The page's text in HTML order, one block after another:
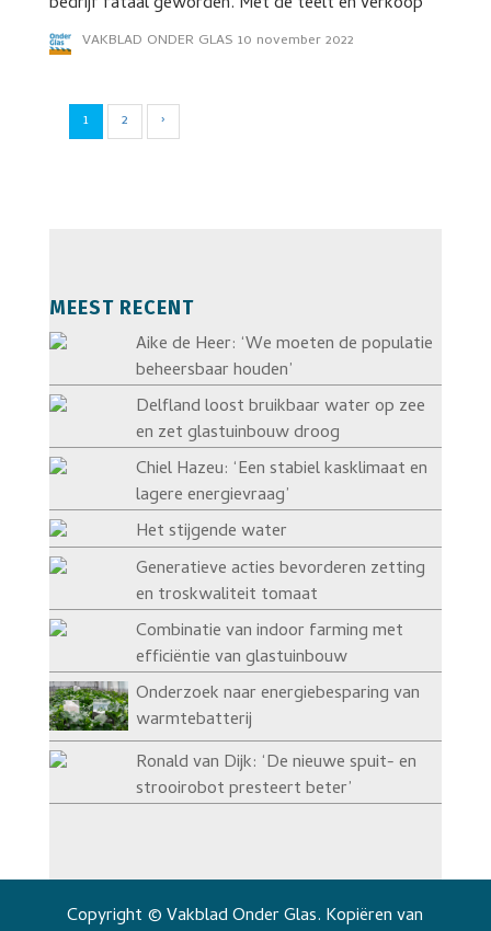
VAKBLAD ONDER GLAS 10 november 2022
1 2 ›
MEEST RECENT
Aike de Heer: ‘We moeten de populatie
beheersbaar houden’
Delfland loost bruikbaar water op zee
en zet glastuinbouw droog
Chiel Hazeu: ‘Een stabiel kasklimaat en
lagere energievraag’
Het stijgende water
Generatieve acties bevorderen zetting
en troskwaliteit tomaat
Combinatie van indoor farming met
efficiëntie van glastuinbouw
Onderzoek naar energiebesparing van
warmtebatterij
Ronald van Dijk: ‘De nieuwe spuit- en
strooirobot presteert beter’
Copyright © Vakblad Onder Glas. Kopiëren van